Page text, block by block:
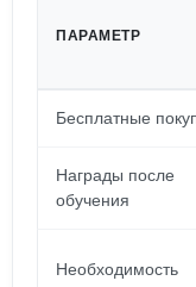
ПАРАМЕТР
Бесплатные
Награды после
обучения
Необходимость